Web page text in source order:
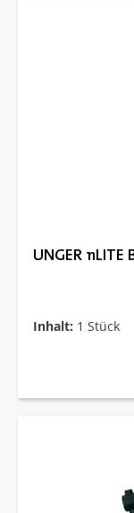
UNGER
Inhalt: 1 Stück